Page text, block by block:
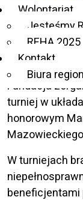
Wolontariat
Jesteśmy
REHA 2025
Kontakt
Biura
Szansa
Mazovia
W dniach 21-
Fundacja
turniej w
honorowym
W turniejach